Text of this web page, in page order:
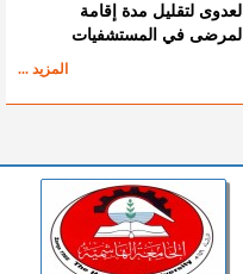
العدوى لتقليل مدة إقامة
المرضى في المستشفيات
المزيد ...